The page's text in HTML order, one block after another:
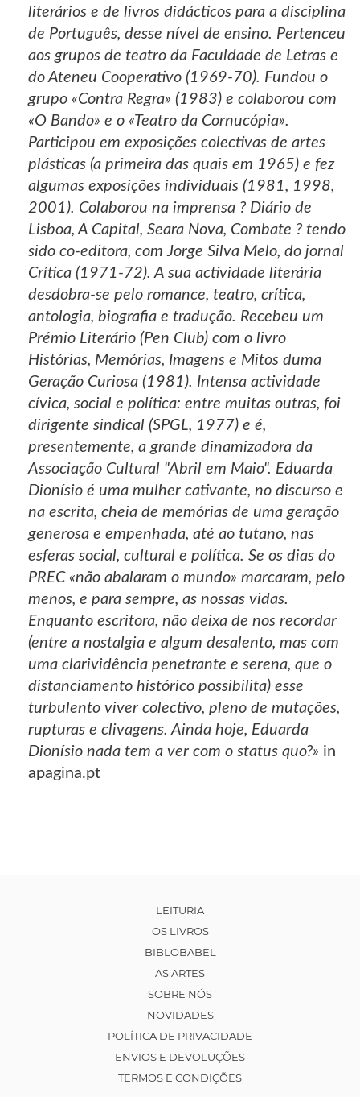
literários e de livros didácticos para a disciplina
de Português, desse nível de ensino. Pertenceu
aos grupos de teatro da Faculdade de Letras e
do Ateneu Cooperativo (1969-70). Fundou o
grupo «Contra Regra» (1983) e colaborou com
«O Bando» e o «Teatro da Cornucópia».
Participou em exposições colectivas de artes
plásticas (a primeira das quais em 1965) e fez
algumas exposições individuais (1981, 1998,
2001). Colaborou na imprensa ? Diário de
Lisboa, A Capital, Seara Nova, Combate ? tendo
sido co-editora, com Jorge Silva Melo, do jornal
Crítica (1971-72). A sua actividade literária
desdobra-se pelo romance, teatro, crítica,
antologia, biografia e tradução. Recebeu um
Prémio Literário (Pen Club) com o livro
Histórias, Memórias, Imagens e Mitos duma
Geração Curiosa (1981). Intensa actividade
cívica, social e política: entre muitas outras, foi
dirigente sindical (SPGL, 1977) e é,
presentemente, a grande dinamizadora da
Associação Cultural "Abril em Maio". Eduarda
Dionísio é uma mulher cativante, no discurso e
na escrita, cheia de memórias de uma geração
generosa e empenhada, até ao tutano, nas
esferas social, cultural e política. Se os dias do
PREC «não abalaram o mundo» marcaram, pelo
menos, e para sempre, as nossas vidas.
Enquanto escritora, não deixa de nos recordar
(entre a nostalgia e algum desalento, mas com
uma clarividência penetrante e serena, que o
distanciamento histórico possibilita) esse
turbulento viver colectivo, pleno de mutações,
rupturas e clivagens. Ainda hoje, Eduarda
Dionísio nada tem a ver com o status quo?» in
apagina.pt
LEITURIA
OS LIVROS
BIBLOBABEL
AS ARTES
SOBRE NÓS
NOVIDADES
POLÍTICA DE PRIVACIDADE
ENVIOS E DEVOLUÇÕES
TERMOS E CONDIÇÕES